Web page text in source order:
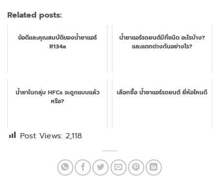
Related posts:
ข้อดีและคุณสมบัติของน้ำยาแอร์
R134a
น้ำยาแอร์รถยนต์มีกี่ชนิด อะไรบ้าง?
และแตกต่างกันอย่างไร?
น้ำยาในกลุ่ม HFCs จะถูกแบนแล้ว
หรือ?
เลือกซื้อ น้ำยาแอร์รถยนต์ ยี่ห้อไหนดี
Post Views: 2,118